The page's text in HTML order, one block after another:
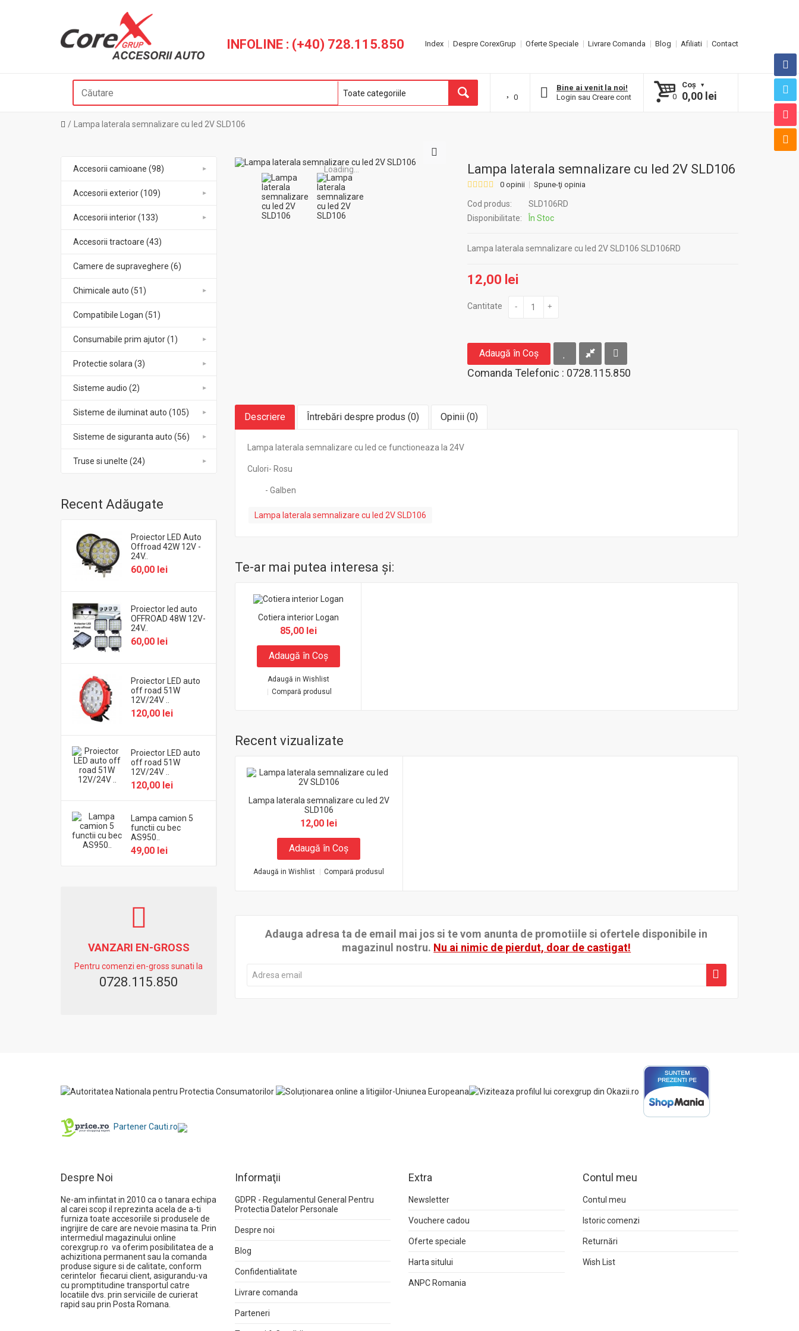
INFOLINE : (+40) 728.115.850 Index Despre CorexGrup Oferte Speciale Livrare Comanda Blog Afiliati Contact
0
Bine ai venit la noi!
Login sau Creare cont
Coş
0
0,00 lei
Lampa laterala semnalizare cu led 2V SLD106
Accesorii camioane (98)
Accesorii exterior (109)
Accesorii interior (133)
Accesorii tractoare (43)
Camere de supraveghere (6)
Chimicale auto (51)
Compatibile Logan (51)
Consumabile prim ajutor (1)
Protectie solara (3)
Sisteme audio (2)
Sisteme de iluminat auto (105)
Sisteme de siguranta auto (56)
Truse si unelte (24)
Recent Adăugate
Proiector LED Auto
Offroad 42W 12V -
24V..
60,00 lei
Proiector led auto
OFFROAD 48W 12V-
24V..
60,00 lei
Proiector LED auto
off road 51W
12V/24V ..
120,00 lei
Proiector LED auto
off road 51W
12V/24V ..
120,00 lei
Lampa camion 5
functii cu bec
AS950..
49,00 lei
VANZARI EN-GROSS
Pentru comenzi en-gross sunati la
0728.115.850
Loading... Lampa laterala semnalizare cu led 2V SLD106
0 opinii Spune-ţi opinia
Cod produs:
SLD106RD
Disponibilitate:
În Stoc
Lampa laterala semnalizare cu led 2V SLD106 SLD106RD
12,00 lei
Cantitate - +
Adaugă în Coş
Comanda Telefonic : 0728.115.850
Descriere Întrebări despre produs (0) Opinii (0)
Lampa laterala semnalizare cu led ce functioneaza la 24V
Culori- Rosu
- Galben
Lampa laterala semnalizare cu led 2V SLD106
Te-ar mai putea interesa şi:
Cotiera interior Logan
85,00 lei
Adaugă în Coş
Adaugă in Wishlist
Compară produsul
Recent vizualizate
Lampa laterala semnalizare cu led 2V
SLD106
12,00 lei
Adaugă în Coş
Adaugă in Wishlist Compară produsul
Adauga adresa ta de email mai jos si te vom anunta de promotiile si ofertele disponibile in
magazinul nostru. Nu ai nimic de pierdut, doar de castigat!
Partener Cauti.ro
Despre Noi
Ne-am infiintat in 2010 ca o tanara echipa
al carei scop il reprezinta acela de a-ti
furniza toate accesoriile si produsele de
ingrijire de care are nevoie masina ta. Prin
intermediul magazinului online
corexgrup.ro va oferim posibilitatea de a
achizitiona permanent sau la comanda
produse sigure si de calitate, conform
cerintelor fiecarui client, asigurandu-va
cu promptitudine transportul catre
locatiile dvs. prin serviciile de curierat
rapid sau prin Posta Romana.
Informaţii
GDPR - Regulamentul General Pentru
Protectia Datelor Personale
Despre noi
Blog
Confidentialitate
Livrare comanda
Parteneri
Extra
Newsletter
Vouchere cadou
Oferte speciale
Harta sitului
ANPC Romania
Contul meu
Contul meu
Istoric comenzi
Returnări
Wish List